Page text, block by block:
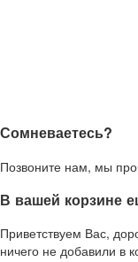
Сомневаетесь?
Позвоните нам, мы
В вашей корзине
Приветствуем Вас,
ничего не добавили в